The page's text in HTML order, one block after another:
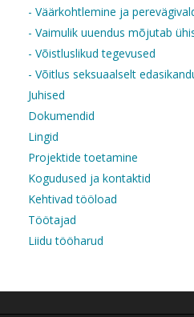
- Väärkohtlemine ja
- Vaimulik uuendus mõjutab
- Võistluslikud tegevused
- Võitlus seksuaalselt
Juhised
Dokumendid
Lingid
Projektide toetamine
Kogudused ja kontaktid
Kehtivad tööload
Töötajad
Liidu tööharud